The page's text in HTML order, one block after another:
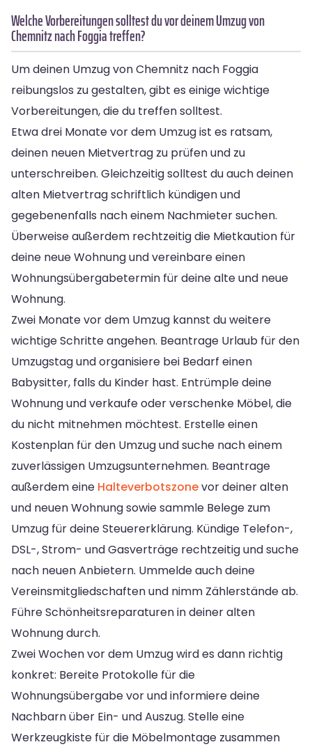
Welche Vorbereitungen solltest du vor deinem Umzug von
Chemnitz nach Foggia treffen?
Um deinen Umzug von Chemnitz nach Foggia
reibungslos zu gestalten, gibt es einige wichtige
Vorbereitungen, die du treffen solltest.
Etwa drei Monate vor dem Umzug ist es ratsam,
deinen neuen Mietvertrag zu prüfen und zu
unterschreiben. Gleichzeitig solltest du auch deinen
alten Mietvertrag schriftlich kündigen und
gegebenenfalls nach einem Nachmieter suchen.
Überweise außerdem rechtzeitig die Mietkaution für
deine neue Wohnung und vereinbare einen
Wohnungsübergabetermin für deine alte und neue
Wohnung.
Zwei Monate vor dem Umzug kannst du weitere
wichtige Schritte angehen. Beantrage Urlaub für den
Umzugstag und organisiere bei Bedarf einen
Babysitter, falls du Kinder hast. Entrümple deine
Wohnung und verkaufe oder verschenke Möbel, die
du nicht mitnehmen möchtest. Erstelle einen
Kostenplan für den Umzug und suche nach einem
zuverlässigen Umzugsunternehmen. Beantrage
außerdem eine Halteverbotszonevor deiner alten
und neuen Wohnung sowie sammle Belege zum
Umzug für deine Steuererklärung. Kündige Telefon-,
DSL-, Strom- und Gasverträge rechtzeitig und suche
nach neuen Anbietern. Ummelde auch deine
Vereinsmitgliedschaften und nimm Zählerstände ab.
Führe Schönheitsreparaturen in deiner alten
Wohnung durch.
Zwei Wochen vor dem Umzug wird es dann richtig
konkret: Bereite Protokolle für die
Wohnungsübergabe vor und informiere deine
Nachbarn über Ein- und Auszug. Stelle eine
Werkzeugkiste für die Möbelmontage zusammen